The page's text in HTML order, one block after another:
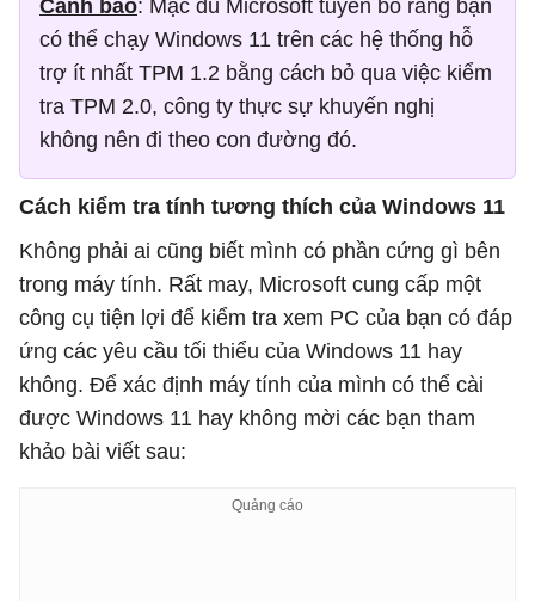
Cảnh báo: Mặc dù Microsoft tuyên bố rằng bạn
có thể chạy Windows 11 trên các hệ thống hỗ
trợ ít nhất TPM 1.2 bằng cách bỏ qua việc kiểm
tra TPM 2.0, công ty thực sự khuyến nghị
không nên đi theo con đường đó.
Cách kiểm tra tính tương thích của Windows 11
Không phải ai cũng biết mình có phần cứng gì bên
trong máy tính. Rất may, Microsoft cung cấp một
công cụ tiện lợi để kiểm tra xem PC của bạn có đáp
ứng các yêu cầu tối thiểu của Windows 11 hay
không. Để xác định máy tính của mình có thể cài
được Windows 11 hay không mời các bạn tham
khảo bài viết sau: